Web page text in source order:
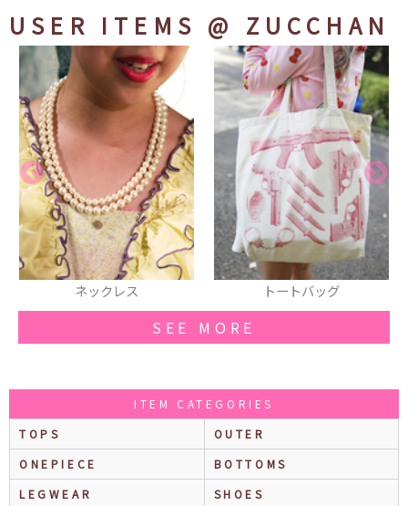
USER ITEMS @ ZUCCHAN
SEE MORE
ITEM CATEGORIES
TOPS
OUTER
ONEPIECE
BOTTOMS
LEGWEAR
SHOES